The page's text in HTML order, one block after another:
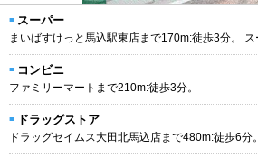
スーパー
まいばすけっと馬込駅東店まで170m:徒歩3分。 ス
コンビニ
ファミリーマートまで210m:徒歩3分。
ドラッグストア
ドラッグセイムス大田北馬込店まで480m:徒歩6分。